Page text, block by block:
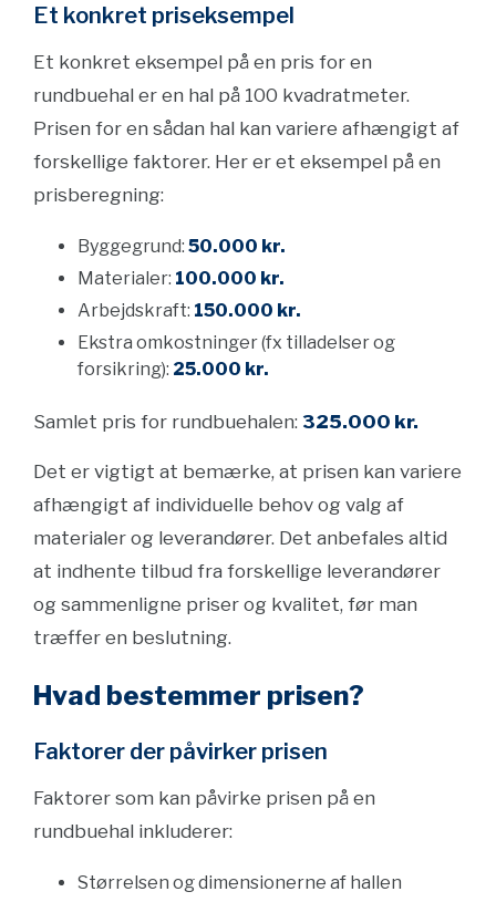
Et konkret priseksempel
Et konkret eksempel på en pris for en
rundbuehal er en hal på 100 kvadratmeter.
Prisen for en sådan hal kan variere afhængigt af
forskellige faktorer. Her er et eksempel på en
prisberegning:
Byggegrund: 50.000 kr.
Materialer: 100.000 kr.
Arbejdskraft: 150.000 kr.
Ekstra omkostninger (fx tilladelser og
forsikring): 25.000 kr.
Samlet pris for rundbuehalen: 325.000 kr.
Det er vigtigt at bemærke, at prisen kan variere
afhængigt af individuelle behov og valg af
materialer og leverandører. Det anbefales altid
at indhente tilbud fra forskellige leverandører
og sammenligne priser og kvalitet, før man
træffer en beslutning.
Hvad bestemmer prisen?
Faktorer der påvirker prisen
Faktorer som kan påvirke prisen på en
rundbuehal inkluderer:
Størrelsen og dimensionerne af hallen